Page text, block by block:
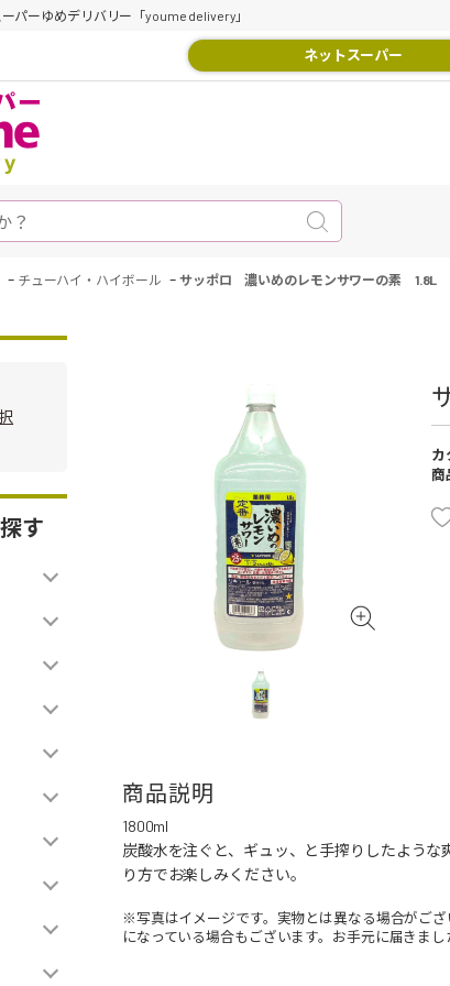
パーゆめデリバリー「youme delivery」
ネットスーパー
- チューハイ・ハイボール -サッポロ 濃いめのレモンサワーの素 1.8L
す
カ
商
商品説明
1800ml
炭酸水を注ぐと、ギュッ、と手搾りしたような
り方でお楽しみください。
※写真はイメージです。実物とは異なる場合がご
になっている場合もございます。お手元に届きま